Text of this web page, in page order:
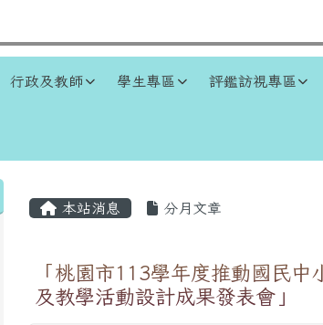
行政及教師 學生專區 評鑑訪視專區
主內容區域
本站消息 分月文章
「桃園市113學年度推動國民
及教學活動設計成果發表會」